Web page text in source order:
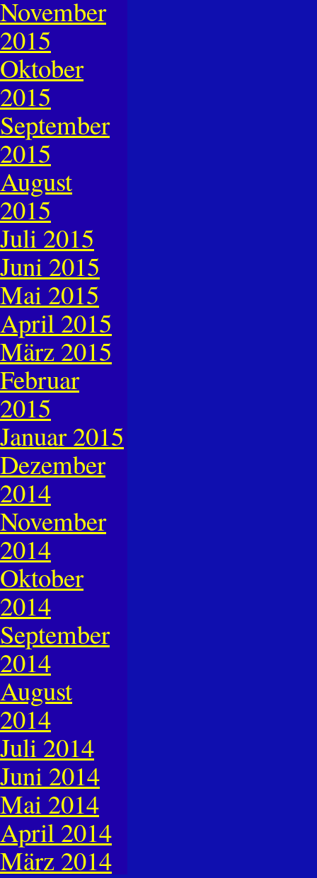
November
2015
Oktober
2015
September
2015
August
2015
Juli 2015
Juni 2015
Mai 2015
April 2015
März 2015
Februar
2015
Januar 2015
Dezember
2014
November
2014
Oktober
2014
September
2014
August
2014
Juli 2014
Juni 2014
Mai 2014
April 2014
März 2014